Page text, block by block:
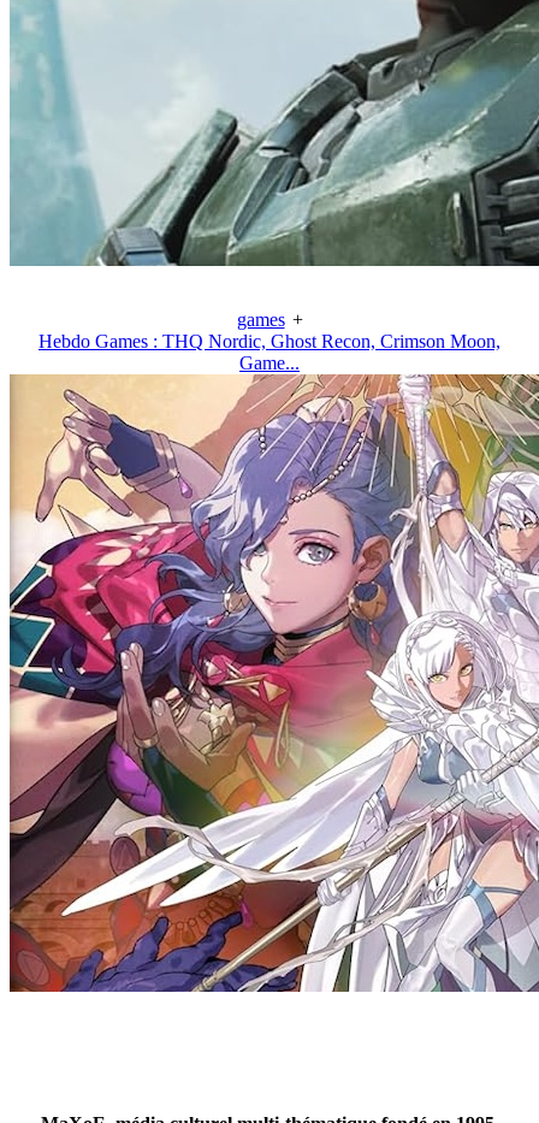
games +
Hebdo Games : THQ Nordic, Ghost Recon, Crimson Moon,
Game...